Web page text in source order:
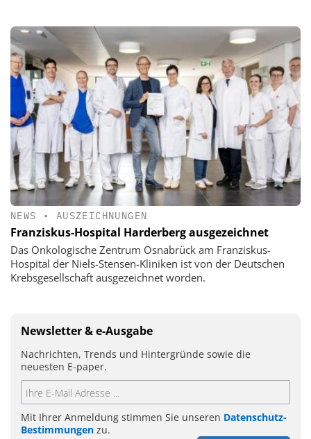
NEWS • AUSZEICHNUNGEN
Franziskus-Hospital Harderberg ausgezeichnet
Das Onkologische Zentrum Osnabrück am Franziskus-
Hospital der Niels-Stensen-Kliniken ist von der Deutschen
Krebsgesellschaft ausgezeichnet worden.
Newsletter & e-Ausgabe
Nachrichten, Trends und Hintergründe sowie die
neuesten E-paper.
Mit Ihrer Anmeldung stimmen Sie unseren Datenschutz-
Bestimmungen zu.